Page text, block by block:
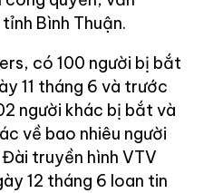
Bình Thuận.
có 100 người bị bắt
11 tháng 6 và trước
người khác bị bắt và
về bao nhiêu người
truyền hình VTV
12 tháng 6 loan tin